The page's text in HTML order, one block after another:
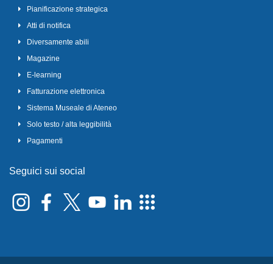
Pianificazione strategica
Atti di notifica
Diversamente abili
Magazine
E-learning
Fatturazione elettronica
Sistema Museale di Ateneo
Solo testo / alta leggibilità
Pagamenti
Seguici sui social